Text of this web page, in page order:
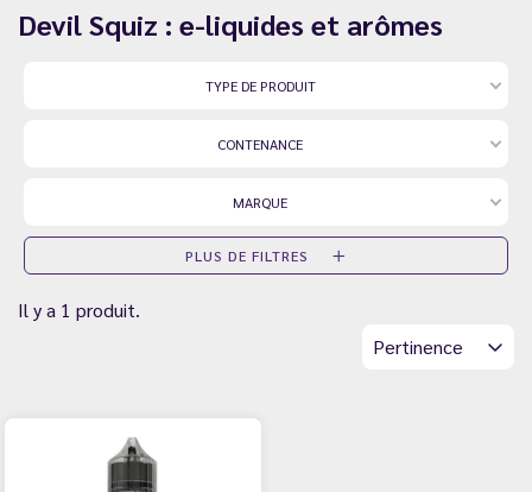
Devil Squiz : e-liquides et arômes
TYPE DE PRODUIT
CONTENANCE
MARQUE
PLUS DE FILTRES
Il y a 1 produit.
Pertinence